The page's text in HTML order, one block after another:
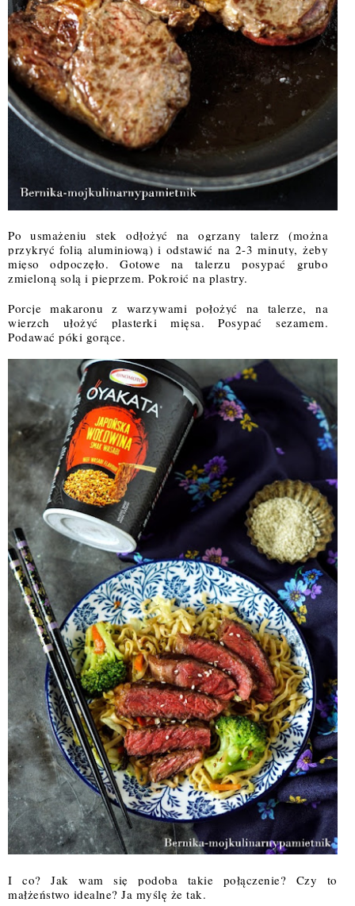
Po usmażeniu stek odłożyć na ogrzany talerz (można
przykryć folią aluminiową) i odstawić na 2-3 minuty, żeby
mięso odpoczęło. Gotowe na talerzu posypać grubo
zmieloną solą i pieprzem. Pokroić na plastry.
Porcje makaronu z warzywami położyć na talerze, na
wierzch ułożyć plasterki mięsa. Posypać sezamem.
Podawać póki gorące.
I co? Jak wam się podoba takie połączenie? Czy to
małżeństwo idealne? Ja myślę że tak.